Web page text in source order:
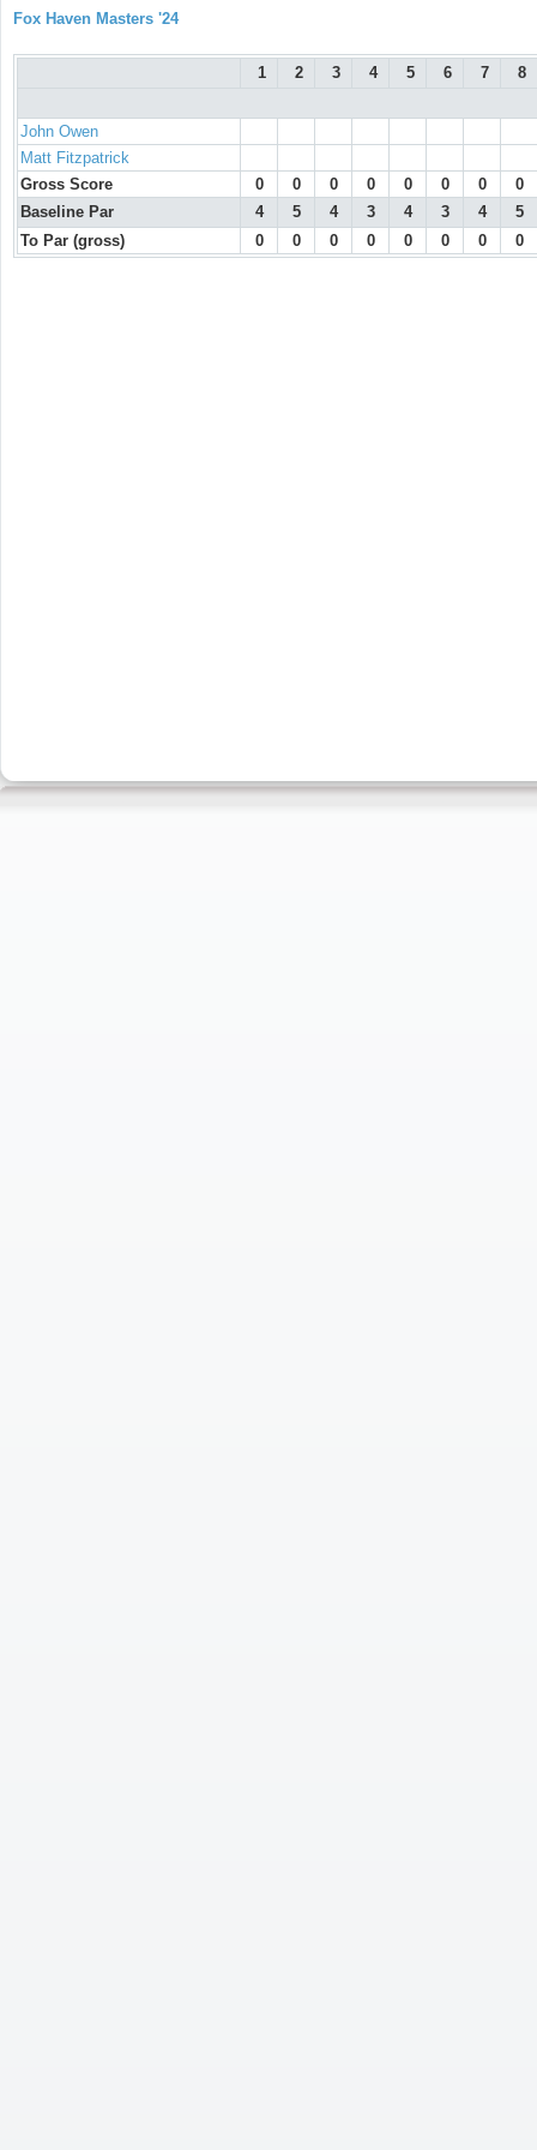
Fox Haven Masters '24
1 2 3 4 5 6 7 8
John Owen
Matt Fitzpatrick
Gross Score
0 0 0 0 0 0 0
0
Baseline Par
4 5 4 3 4 3 4
5
To Par (gross)
0 0 0 0 0 0 0 0